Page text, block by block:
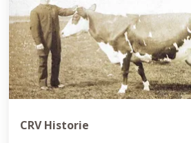
CRV Historie